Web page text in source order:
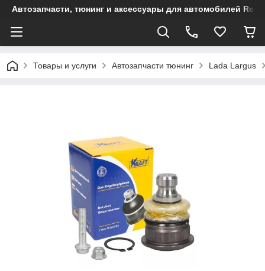
Автозапчасти, тюнинг и аксессуары для автомобилей
Товары и услуги Автозапчасти тюнинг Lada Largus